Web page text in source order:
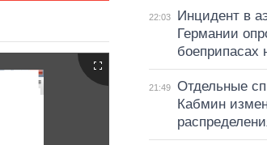
22:03
Инцидент в
Германии
боеприпасах
21:49
Отдельные
Кабмин